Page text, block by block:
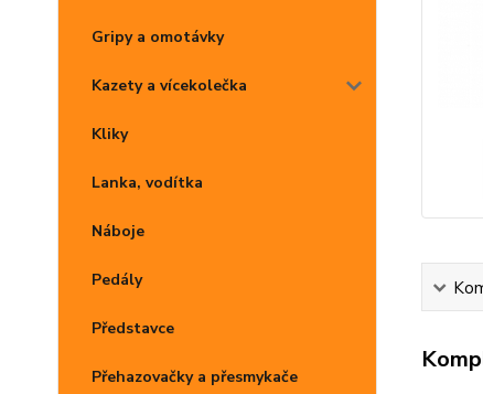
Gripy a omotávky
Kazety a vícekolečka
Kliky
Lanka, vodítka
Náboje
Pedály
Představce
Přehazovačky a přesmykače